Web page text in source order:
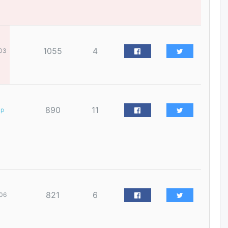
2026/08/06
Орон сууц, нийтийн аж ахуй,
авто зам, тохижилт
холбоотой ГОМДОЛ их байгааг
"Урьхан" Б.Чинбат гэж хүн
бизнес хамтрагчаа гүтгэж
1055 4
890 11
821 6